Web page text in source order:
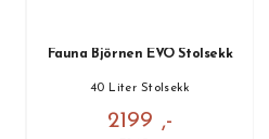
Fauna Björnen EVO Stolsekk
40 Liter Stolsekk
2199 ,-